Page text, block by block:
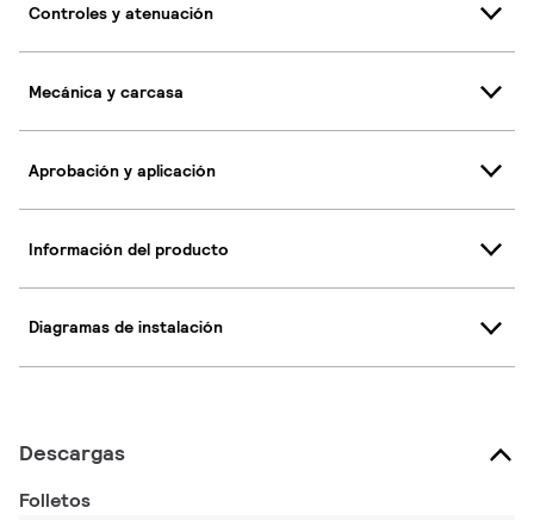
Controles y atenuación
Mecánica y carcasa
Aprobación y aplicación
Información del producto
Diagramas de instalación
Descargas
Folletos